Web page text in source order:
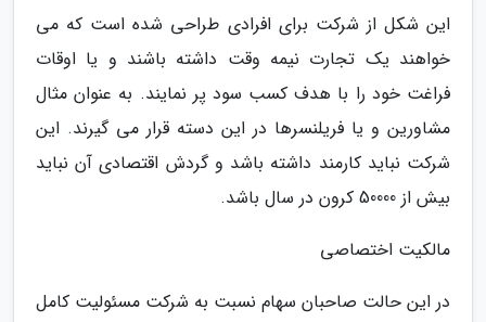
این شکل از شرکت برای افرادی طراحی شده است که می
خواهند یک تجارت نیمه وقت داشته باشند و یا اوقات
فراغت خود را با هدف کسب سود پر نمایند. به عنوان مثال
مشاورین و یا فریلنسرها در این دسته قرار می گیرند. این
شرکت نباید کارمند داشته باشد و گردش اقتصادی آن نباید
بیش از 50000 کرون در سال باشد.
مالکیت اختصاصی
در این حالت صاحبان سهام نسبت به شرکت مسئولیت کامل